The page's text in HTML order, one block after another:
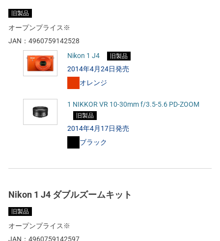
旧製品
オープンプライス※
JAN： 4960759142528
Nikon 1 J4
旧製品
2014年4月24日発売
オレンジ
1 NIKKOR VR 10-30mm f/3.5-5.6 PD-ZOOM
旧製品
2014年4月17日発売
ブラック
Nikon 1 J4 ダブルズームキット
旧製品
オープンプライス※
JAN： 4960759142597